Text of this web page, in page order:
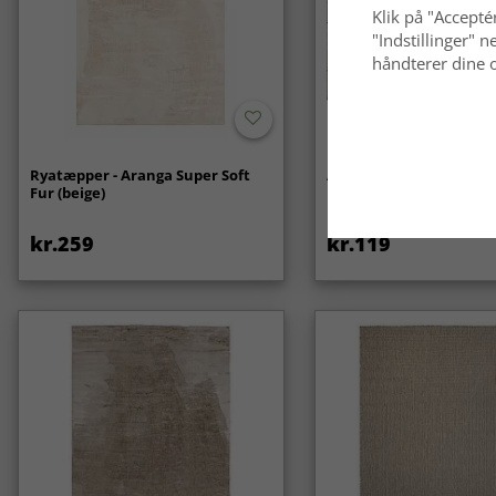
Ryatæpper - Aranga Super Soft
Fur (beige)
kr.259
Anti-slip/Skridsikker
kr.119
Klik på
"Indstillinger"
håndterer dine